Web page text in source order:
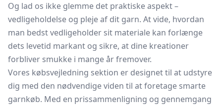
Og lad os ikke glemme det praktiske aspekt –
vedligeholdelse og pleje af dit garn. At vide, hvordan
man bedst vedligeholder sit materiale kan forlænge
dets levetid markant og sikre, at dine kreationer
forbliver smukke i mange år fremover.
Vores købsvejledning sektion er designet til at udstyre
dig med den nødvendige viden til at foretage smarte
garnkøb. Med en prissammenligning og gennemgang